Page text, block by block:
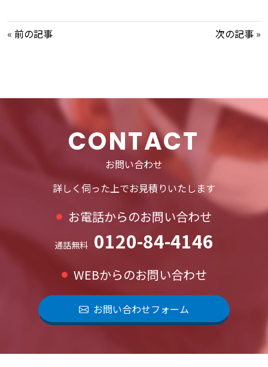
« 前の記事 次の記事 »
CONTACT
お問い合わせ
詳しく伺った上でお見積りいたします
お電話からのお問い合わせ
通話無料 0120-84-4146
WEBからのお問い合わせ
お問い合わせフォーム